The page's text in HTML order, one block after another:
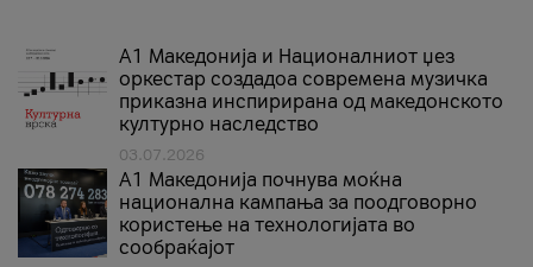
А1 Македонија и Националниот џез
оркестар создадоа современа музичка
приказна инспирирана од македонското
културно наследство
03.07.2026
A1 Македонија почнува моќна
национална кампања за поодговорно
користење на технологијата во
сообраќајот